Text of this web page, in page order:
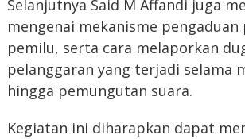
Selanjutnya Said M Affandi juga
mengenai mekanisme pengaduan
pemilu, serta cara melaporkan
pelanggaran yang terjadi selama
hingga pemungutan suara.
Kegiatan ini diharapkan dapat